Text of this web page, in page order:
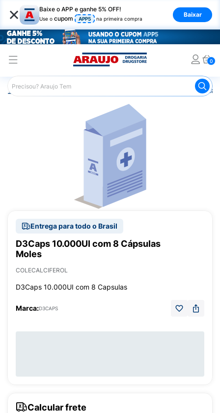
× Baixe o APP e ganhe 5% OFF!
Use o cupom APP5 na primeira compra
Baixar
0
Araujo Saúde e Bem Estar
Entrega para todo o Brasil
D3Caps 10.000UI com 8 Cápsulas
Moles
COLECALCIFEROL
D3Caps 10.000UI com 8 Capsulas
Marca:D3CAPS
Calcular frete